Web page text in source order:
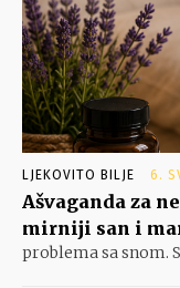
LJEKOVITO BILJE 6.
Ašvaganda za
mirniji san i
problema sa snom.